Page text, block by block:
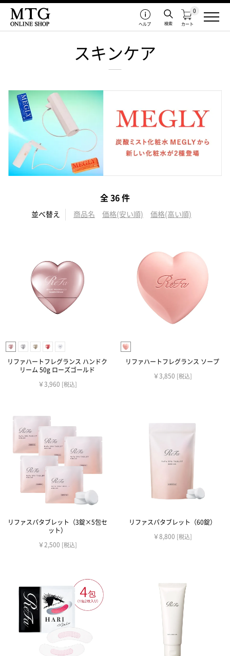
カート
0
検索
ヘルプ
スキンケア
全 36 件
並べ替え 商品名 価格(安い順) 価格(高い順)
リファハートフレグランス ハンドク
リーム 50g ローズゴールド
￥3,960 [税込]
リファハートフレグランス ソープ
￥3,850 [税込]
リファスパタブレット（3錠×5包セ
ット）
￥2,500 [税込]
リファスパタブレット（60錠）
￥8,800 [税込]